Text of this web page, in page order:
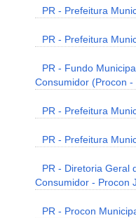
PR - Prefeitura
PR - Prefeitura
PR - Fundo
Consumidor (Procon -
PR - Prefeitura
PR - Prefeitura
PR - Diretoria Geral
Consumidor - Procon
PR - Procon